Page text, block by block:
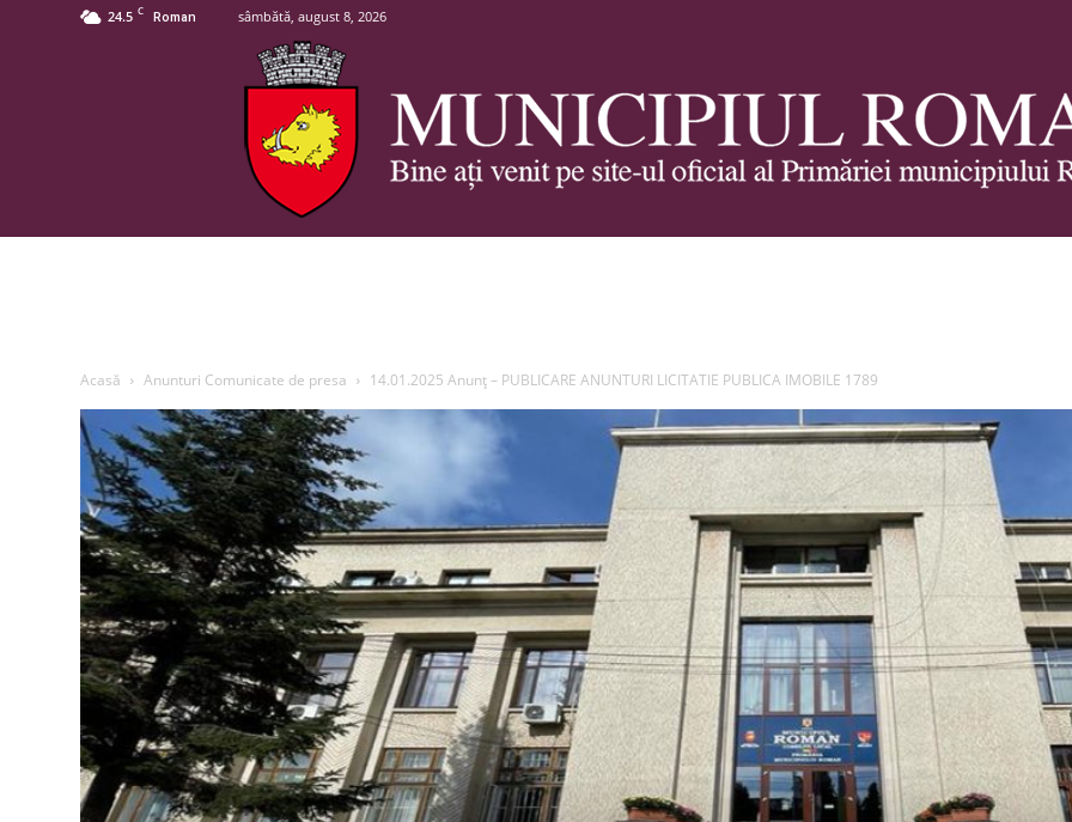
24.5 C Roman sâmbătă, august 8, 2026
Roman
Acasă Anunturi Comunicate de presa 14.01.2025 Anunț – PUBLICARE ANUNTURI LICITATIE PUBLICA IMOBILE 1789